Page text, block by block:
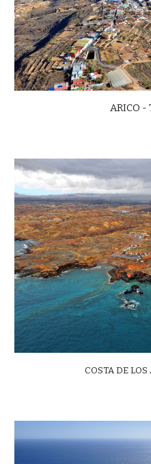
ARICO -
COSTA DE